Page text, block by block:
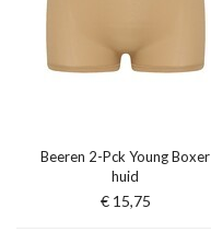
Beeren 2-Pck Young Boxer
huid
€ 15,75